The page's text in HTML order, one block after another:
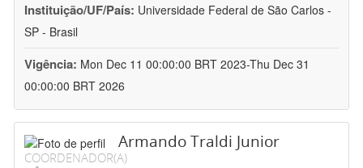
Instituição/UF/País: Universidade Federal de São Carlos -
SP - Brasil
Vigência: Mon Dec 11 00:00:00 BRT 2023-Thu Dec 31
00:00:00 BRT 2026
Armando Traldi Junior
COORDENADOR(A)